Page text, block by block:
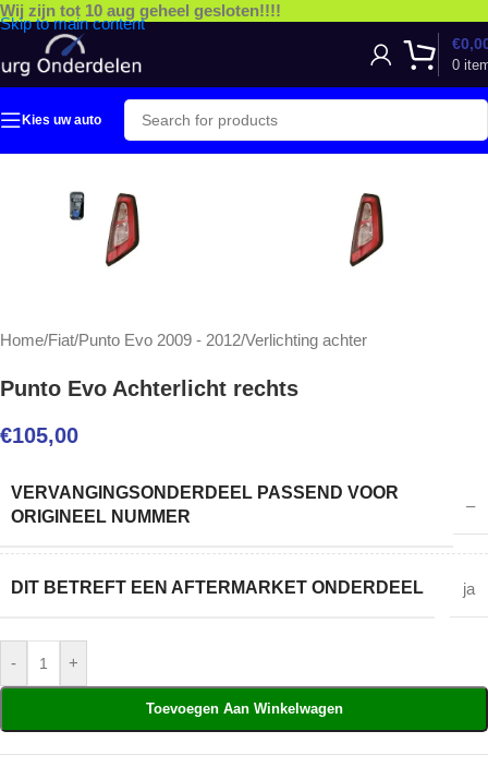
Skip to main content
Wij zijn tot 10 aug geheel gesloten!!!!
0
€
Kies uw auto
Home/Fiat/Punto Evo 2009 - 2012/Verlichting achter
Punto Evo Achterlicht rechts
€105,00
VERVANGINGSONDERDEEL PASSEND VOOR
ORIGINEEL NUMMER
–
DIT BETREFT EEN AFTERMARKET ONDERDEEL ja
- +
Toevoegen Aan Winkelwagen